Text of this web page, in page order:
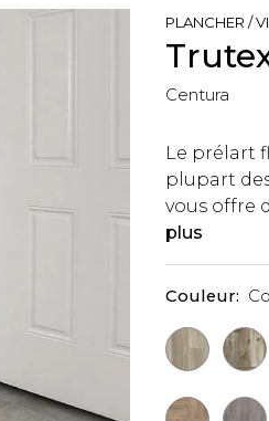
PLANCHER /
Centura
Le prélart
plupart
vous offre
plus
Couleur: